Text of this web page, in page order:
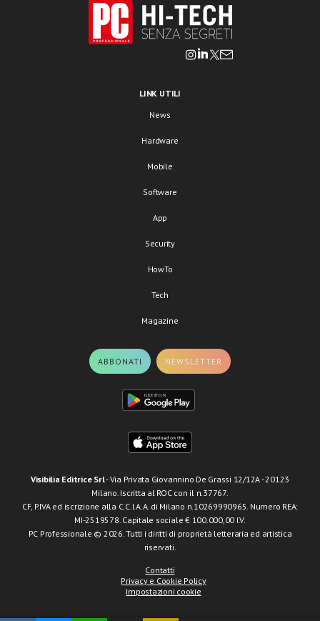
LINK UTILI
News
Hardware
Mobile
Software
App
Security
HowTo
Tech
Magazine
ABBONATI NEWSLETTER
Visibilia Editrice Srl- Via Privata Giovannino De Grassi 12/12A - 20123
Milano. Iscritta al ROC con il n.37767.
CF, P.IVA ed iscrizione alla C.C.I.A.A. di Milano n.10269990965. Numero REA:
MI-2519578. Capitale sociale € 100.000,00 I.V.
PC Professionale © 2026. Tutti i diritti di proprietà letteraria ed artistica
riservati.
Contatti
Privacy e Cookie Policy
Impostazioni cookie